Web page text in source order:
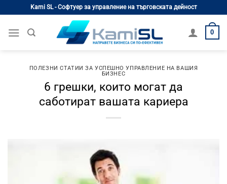
content
Kami SL - Софтуер за управление на търговската дейност
0
ПОЛЕЗНИ СТАТИИ ЗА УСПЕШНО УПРАВЛЕНИЕ НА ВАШИЯ
БИЗНЕС
6 грешки, които могат да
саботират вашата кариера